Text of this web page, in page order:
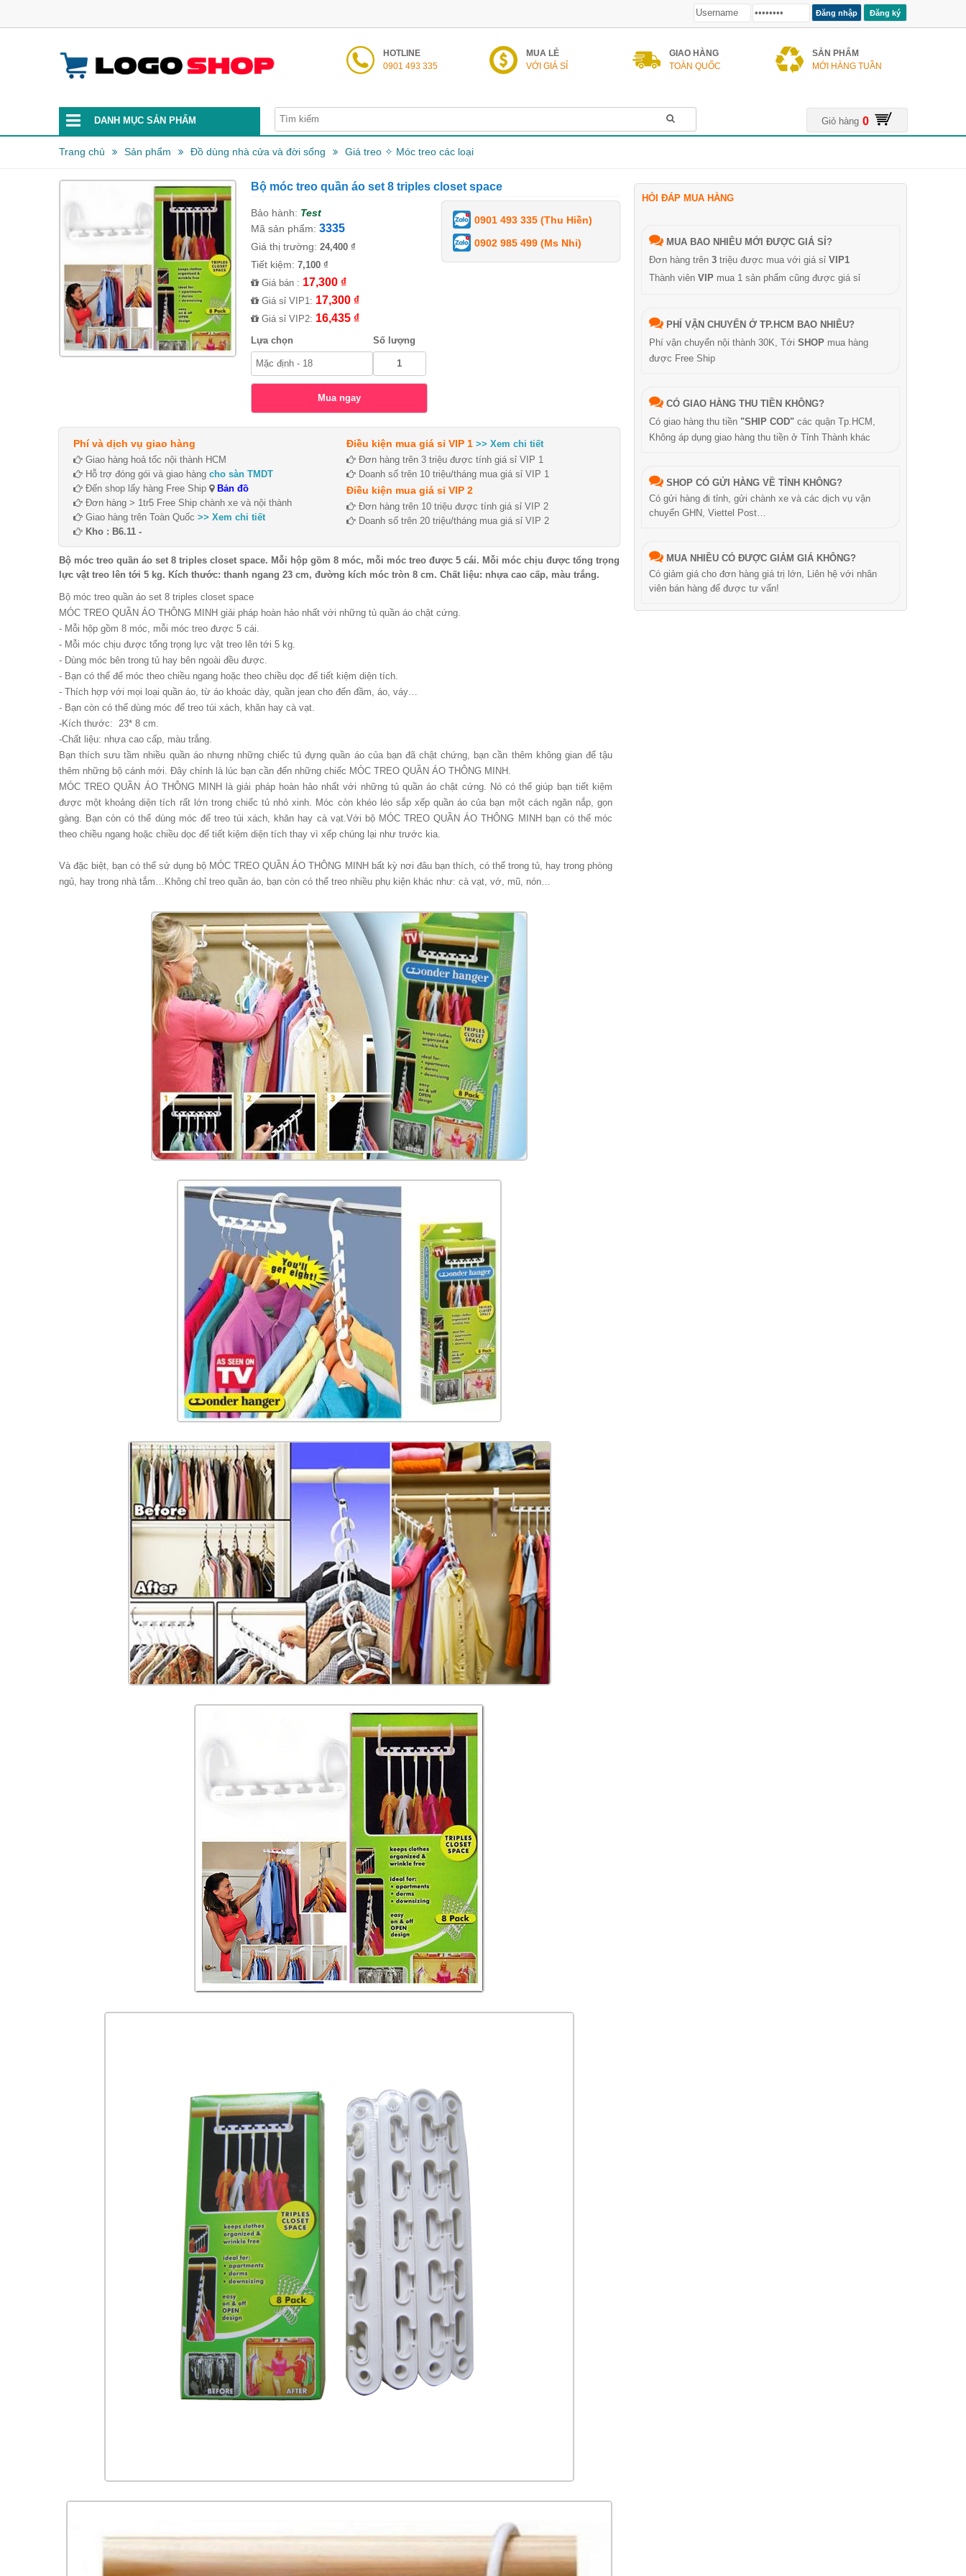
Đăng ký
HOTLINE
0901 493 335
MUA LẺ
VỚI GIÁ SỈ
GIAO HÀNG
TOÀN QUỐC
SẢN PHẨM
MỚI HÀNG TUẦN
Giỏ hàng 0
DANH MỤC SẢN PHẨM
Trang chủ Sản phẩm Đồ dùng nhà cửa và đời sống Giá treo ✧ Móc treo các loại
Bộ móc treo quần áo set 8 triples closet space
Bảo hành: Test
Mã sản phẩm: 3335
Giá thị trường: 24,400 ₫
Tiết kiệm: 7,100 ₫
Giá bán : 17,300 ₫
Giá sỉ VIP1: 17,300 ₫
Giá sỉ VIP2: 16,435 ₫
Lựa chọn Số lượng
0901 493 335 (Thu Hiền)
0902 985 499 (Ms Nhi)
Phí và dịch vụ giao hàng
Giao hàng hoả tốc nội thành HCM
Hỗ trợ đóng gói và giao hàng cho sàn TMDT
Đến shop lấy hàng Free Ship
Bản đồ
Đơn hàng > 1tr5 Free Ship chành xe và nội thành
Giao hàng trên Toàn Quốc >> Xem chi tiết
Kho : B6.11 -
Điều kiện mua giá sỉ VIP 1 >> Xem chi tiết
Đơn hàng trên 3 triệu được tính giá sỉ VIP 1
Doanh số trên 10 triệu/tháng mua giá sỉ VIP 1
Điều kiện mua giá sỉ VIP 2
Đơn hàng trên 10 triệu được tính giá sỉ VIP 2
Doanh số trên 20 triệu/tháng mua giá sỉ VIP 2
Bộ móc treo quần áo set 8 triples closet space. Mỗi hộp gồm 8 móc, mỗi móc treo được 5 cái. Mỗi móc chịu được tổng trọng
lực vật treo lên tới 5 kg. Kích thước: thanh ngang 23 cm, đường kích móc tròn 8 cm. Chất liệu: nhựa cao cấp, màu trắng.
Bộ móc treo quần áo set 8 triples closet space
MÓC TREO QUẦN ÁO THÔNG MINH giải pháp hoàn hảo nhất với những tủ quần áo chật cứng.
- Mỗi hộp gồm 8 móc, mỗi móc treo được 5 cái.
- Mỗi móc chịu được tổng trọng lực vật treo lên tới 5 kg.
- Dùng móc bên trong tủ hay bên ngoài đều được.
- Bạn có thể để móc theo chiều ngang hoặc theo chiều dọc để tiết kiệm diện tích.
- Thích hợp với mọi loại quần áo, từ áo khoác dày, quần jean cho đến đầm, áo, váy…
- Bạn còn có thể dùng móc để treo túi xách, khăn hay cà vạt.
-Kích thước: 23* 8 cm.
-Chất liệu: nhựa cao cấp, màu trắng.
Bạn thích sưu tầm nhiều quần áo nhưng những chiếc tủ đựng quần áo của bạn đã chật chứng, bạn cần thêm không gian để tậu
thêm những bộ cánh mới. Đây chính là lúc bạn cần đến những chiếc MÓC TREO QUẦN ÁO THÔNG MINH.
MÓC TREO QUẦN ÁO THÔNG MINH là giải pháp hoàn hảo nhất với những tủ quần áo chật cứng. Nó có thể giúp bạn tiết kiệm
được một khoảng diện tích rất lớn trong chiếc tủ nhỏ xinh. Móc còn khéo léo sắp xếp quần áo của bạn một cách ngăn nắp, gọn
gàng. Bạn còn có thể dùng móc để treo túi xách, khăn hay cà vạt.Với bộ MÓC TREO QUẦN ÁO THÔNG MINH bạn có thể móc
theo chiều ngang hoặc chiều dọc để tiết kiệm diện tích thay vì xếp chúng lại như trước kia.
Và đặc biệt, bạn có thể sử dụng bộ MÓC TREO QUẦN ÁO THÔNG MINH bất kỳ nơi đâu bạn thích, có thể trong tủ, hay trong phòng
ngủ, hay trong nhà tắm…Không chỉ treo quần áo, bạn còn có thể treo nhiều phụ kiện khác như: cà vạt, vớ, mũ, nón…
HỎI ĐÁP MUA HÀNG
MUA BAO NHIÊU MỚI ĐƯỢC GIÁ SỈ?
Đơn hàng trên 3 triệu được mua với giá sỉ VIP1
Thành viên VIP mua 1 sản phẩm cũng được giá sỉ
PHÍ VẬN CHUYỂN Ở TP.HCM BAO NHIÊU?
Phí vận chuyển nội thành 30K, Tới SHOP mua hàng
được Free Ship
CÓ GIAO HÀNG THU TIỀN KHÔNG?
Có giao hàng thu tiền "SHIP COD" các quận Tp.HCM,
Không áp dụng giao hàng thu tiền ở Tỉnh Thành khác
SHOP CÓ GỬI HÀNG VỀ TỈNH KHÔNG?
Có gửi hàng đi tỉnh, gửi chành xe và các dịch vụ vận
chuyển GHN, Viettel Post…
MUA NHIỀU CÓ ĐƯỢC GIẢM GIÁ KHÔNG?
Có giảm giá cho đơn hàng giá trị lớn, Liên hệ với nhân
viên bán hàng để được tư vấn!